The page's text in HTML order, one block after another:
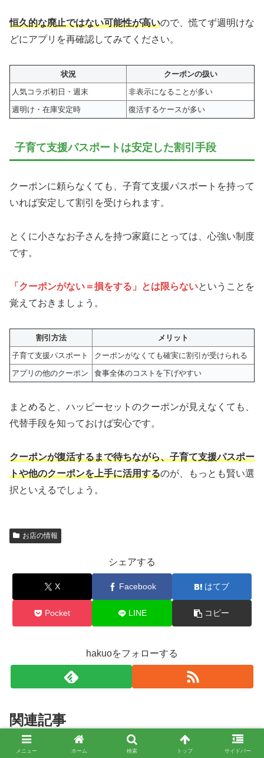
恒久的な廃止ではない可能性が高いので、慌てず週明けな
どにアプリを再確認してみてください。
状況
クーポンの扱い
人気コラボ初日・週末
非表示になることが多い
週明け・在庫安定時
復活するケースが多い
子育て支援パスポートは安定した割引手段
クーポンに頼らなくても、子育て支援パスポートを持って
いれば安定して割引を受けられます。
とくに小さなお子さんを持つ家庭にとっては、心強い制度
です。
「クーポンがない＝損をする」とは限らないということを
覚えておきましょう。
割引方法
メリット
子育て支援パスポート
クーポンがなくても確実に割引が受けられる
アプリの他のクーポン
食事全体のコストを下げやすい
まとめると、ハッピーセットのクーポンが見えなくても、
代替手段を知っておけば安心です。
クーポンが復活するまで待ちながら、子育て支援パスポー
トや他のクーポンを上手に活用するのが、もっとも賢い選
択といえるでしょう。
お店の情報
シェアする
X Facebook はてブ
Pocket LINE コピー
hakuoをフォローする
関連記事
しまむらで手頃な価格のマットレ
メニュー ホーム 検索 トップ サイドバー